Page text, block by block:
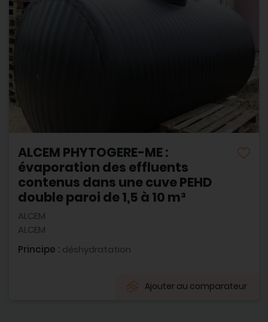
ALCEM PHYTOGERE-ME :
évaporation des effluents
contenus dans une cuve PEHD
double paroi de 1,5 à 10 m³
ALCEM
ALCEM
Principe : déshydratation
Ajouter au comparateur